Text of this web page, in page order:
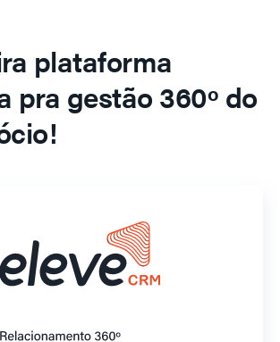
plataforma
pra gestão 360º do